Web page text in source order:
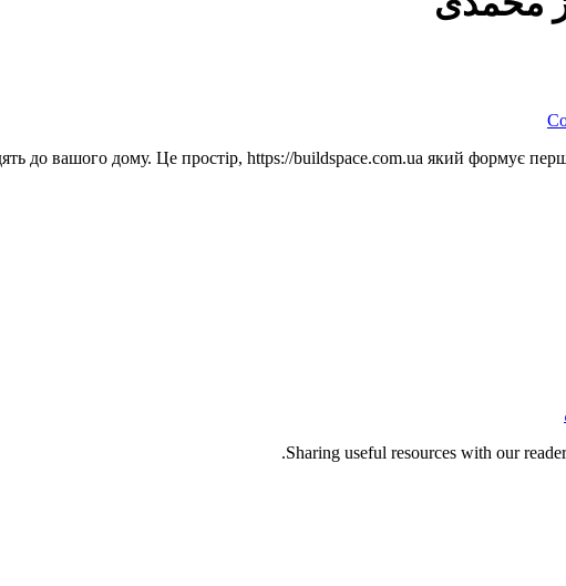
до вашого дому. Це простір, https://buildspace.com.ua який формує
Sharing useful resources with our